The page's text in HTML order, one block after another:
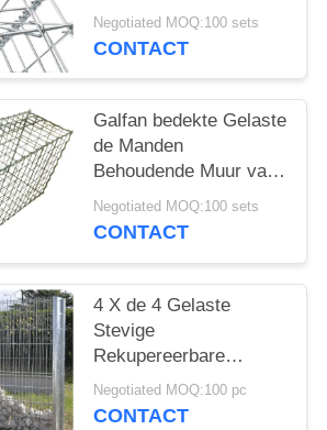
Gelaste Muur van de
Steenkooi
Negotiated MOQ:100 sets
CONTACT
Galfan bedekte Gelaste
de Manden
Behoudende Muur van
Draadgabion, Gabion-
de Dozen van het
Negotiated MOQ:100 sets
CONTACT
4 X de 4 Gelaste
Stevige
Rekupereerbare
Eigenschap Met grote
trekspanning van
Negotiated MOQ:100 pc
CONTACT